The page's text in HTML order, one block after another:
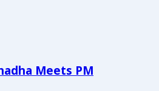
Meets PM